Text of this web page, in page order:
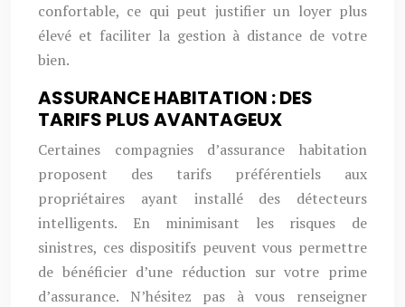
confortable, ce qui peut justifier un loyer plus
élevé et faciliter la gestion à distance de votre
bien.
ASSURANCE HABITATION : DES
TARIFS PLUS AVANTAGEUX
Certaines compagnies d’assurance habitation
proposent des tarifs préférentiels aux
propriétaires ayant installé des détecteurs
intelligents. En minimisant les risques de
sinistres, ces dispositifs peuvent vous permettre
de bénéficier d’une réduction sur votre prime
d’assurance. N’hésitez pas à vous renseigner